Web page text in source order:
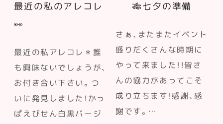
最近の私のアレコレ
👀
最近の私アレコレ＊誰
も興味ないでしょうが、
お付き合い下さい。つ
いに発見しました！かっ
ぱえびせん白黒バージ
🎋七夕の準備
さぁ、またまたイベント
盛りだくさんな時期に
やって来ました！！皆さ
んの協力があってこそ
成り立ちます！感謝、感
謝です。…